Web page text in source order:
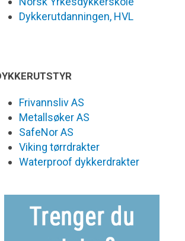
Dykkerutdanningen, HVL
Frivannsliv AS
Metallsøker AS
SafeNor AS
Viking tørrdrakter
Waterproof dykkerdrakter